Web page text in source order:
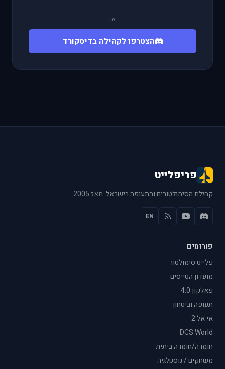
או
הצטרפו לקהילה בדיסקורד
פריפלייט
קהילת הסימולטורים והתעופה בישראל. מאז 2005.
EN
פורומים
פלייט סימולטור
מועדון הטייסים
פאלקון 4.0
תעופה וביטחון
אי אל 2
DCS World
חומרה/חומרה ביתית
משחקים / נוסטלגיה